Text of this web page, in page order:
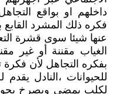
داخلهم او بواقع
فكره ذلك المشرد القابع
عنها شيئا سوى قشرة
الغياب مقننة أو غير
بفكره التجاهل لأن فكرة
للحيوانات ،النادل
لكلب يمضي ويصرخ